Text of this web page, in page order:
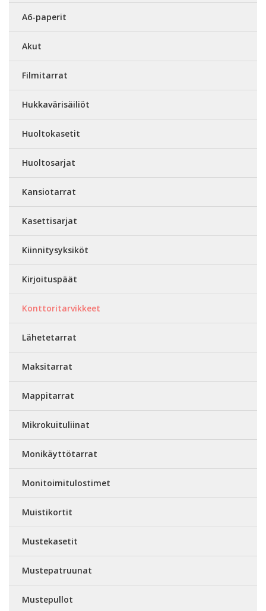
A6-paperit
Akut
Filmitarrat
Hukkavärisäiliöt
Huoltokasetit
Huoltosarjat
Kansiotarrat
Kasettisarjat
Kiinnitysyksiköt
Kirjoituspäät
Konttoritarvikkeet
Lähetetarrat
Maksitarrat
Mappitarrat
Mikrokuituliinat
Monikäyttötarrat
Monitoimitulostimet
Muistikortit
Mustekasetit
Mustepatruunat
Mustepullot